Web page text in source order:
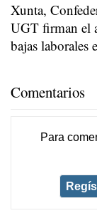
Xunta,
UGT firman el
bajas laborales
Comentarios
Para